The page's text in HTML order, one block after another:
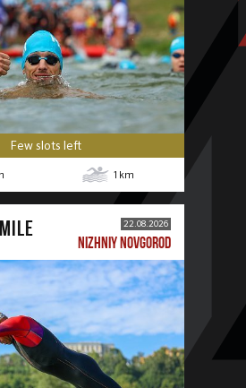
Few slots left
1 km
22.08.2026
NIZHNIY NOVGOROD